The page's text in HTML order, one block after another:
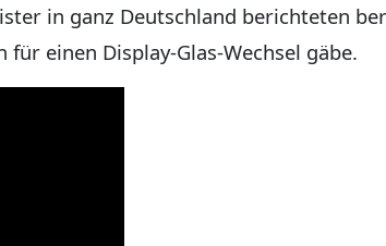
in ganz Deutschland berichteten
einen Display-Glas-Wechsel gäbe.